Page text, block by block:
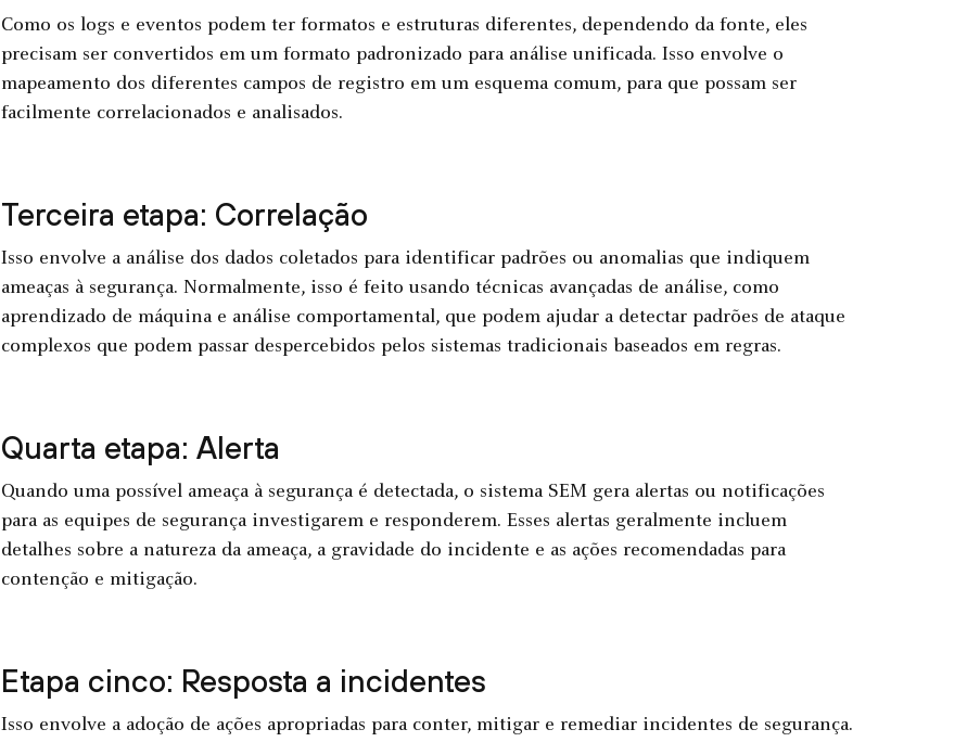
Como os logs e eventos podem ter formatos e estruturas diferentes, dependendo da fonte, eles
precisam ser convertidos em um formato padronizado para análise unificada. Isso envolve o
mapeamento dos diferentes campos de registro em um esquema comum, para que possam ser
facilmente correlacionados e analisados.
Terceira etapa: Correlação
Isso envolve a análise dos dados coletados para identificar padrões ou anomalias que indiquem
ameaças à segurança. Normalmente, isso é feito usando técnicas avançadas de análise, como
aprendizado de máquina e análise comportamental, que podem ajudar a detectar padrões de ataque
complexos que podem passar despercebidos pelos sistemas tradicionais baseados em regras.
Quarta etapa: Alerta
Quando uma possível ameaça à segurança é detectada, o sistema SEM gera alertas ou notificações
para as equipes de segurança investigarem e responderem. Esses alertas geralmente incluem
detalhes sobre a natureza da ameaça, a gravidade do incidente e as ações recomendadas para
contenção e mitigação.
Etapa cinco: Resposta a incidentes
Isso envolve a adoção de ações apropriadas para conter, mitigar e remediar incidentes de segurança.